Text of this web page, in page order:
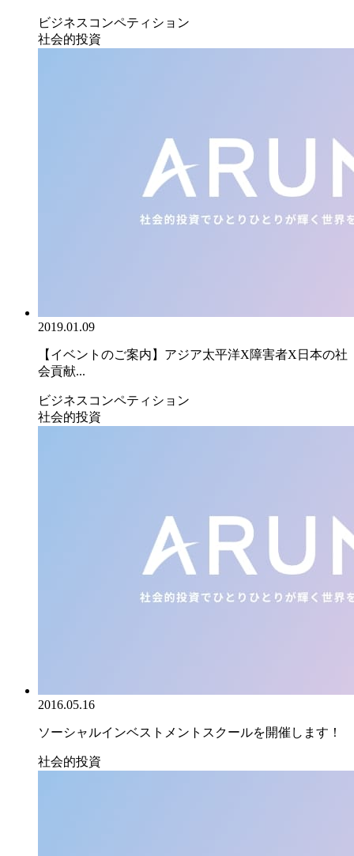
ビジネスコンペティション
社会的投資
2019.01.09
【イベントのご案内】アジア太平洋X障害者X日本の社
会貢献...
ビジネスコンペティション
社会的投資
2016.05.16
ソーシャルインベストメントスクールを開催します！
社会的投資